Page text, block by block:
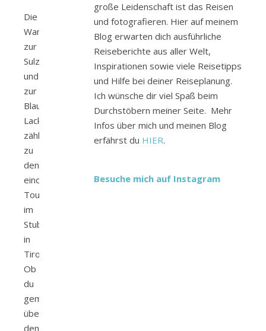
Die
Wanderung
zur
Sulzenauhütte
und
zur
Blauen
Lacke
zählt
zu
den
eindrucksvollsten
Touren
im
Stubaital
in
Tirol.
Ob
du
gemütlich
über
den
große Leidenschaft ist das Reisen
und fotografieren. Hier auf meinem
Blog erwarten dich ausführliche
Reiseberichte aus aller Welt,
Inspirationen sowie viele Reisetipps
und Hilfe bei deiner Reiseplanung.
Ich wünsche dir viel Spaß beim
Durchstöbern meiner Seite. Mehr
Infos über mich und meinen Blog
erfährst du HIER.
Besuche mich auf Instagram